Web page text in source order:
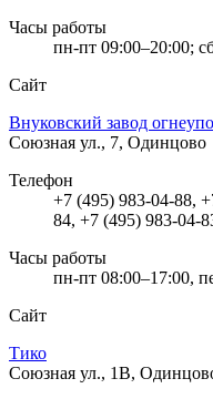
Часы работы
пн-пт 09:00–20:00;
Сайт
Внуковский завод
Союзная ул., 7, Одинцово
Телефон
+7 (495) 983-04-88,
84, +7 (495) 983-04-
Часы работы
пн-пт 08:00–17:00,
Сайт
Тико
Союзная ул., 1В,